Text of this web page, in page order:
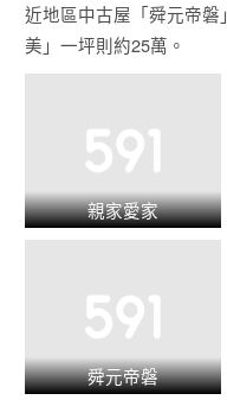
近地區中古屋 「舜元帝磐」
美」 一坪則約25萬。
親家愛家
舜元帝磐